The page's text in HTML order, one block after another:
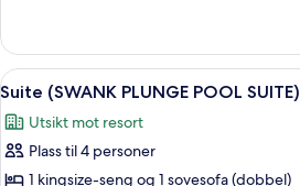
(FLAT
SWIM
UP
Åpne
alle
bildene
av
6
Suite (SWANK PLUNGE POOL SUITE)
Utsikt mot resort
Plass til 4 personer
1 kingsize-seng og 1 sovesofa (dobbel)